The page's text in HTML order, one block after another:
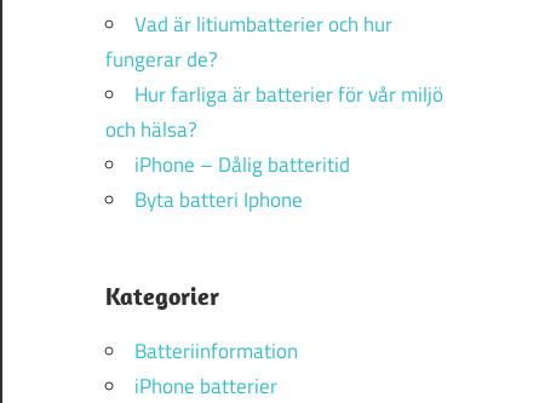
Vad är litiumbatterier och hur
fungerar de?
Hur farliga är batterier för vår miljö
och hälsa?
iPhone – Dålig batteritid
Byta batteri Iphone
Kategorier
Batteriinformation
iPhone batterier